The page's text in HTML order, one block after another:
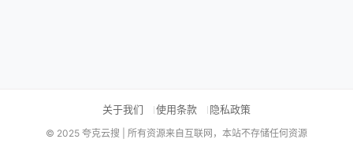
关于我们 使用条款 隐私政策
© 2025 夸克云搜 | 所有资源来自互联网，本站不存储任何资源